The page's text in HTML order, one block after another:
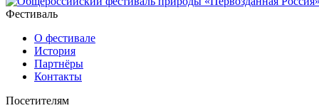
Фестиваль
О фестивале
История
Партнёры
Контакты
Посетителям